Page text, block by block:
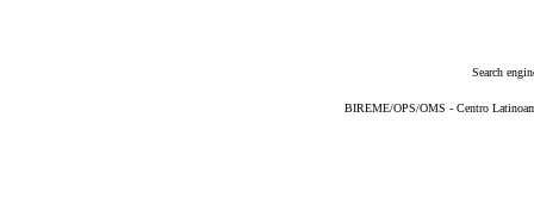
Search
BIREME/OPS/OMS - Centro